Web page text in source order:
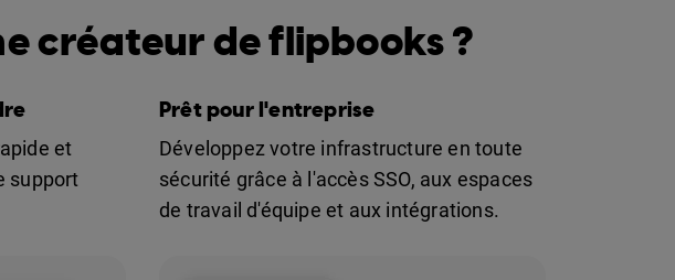
créateur de flipbooks ?
et
support
Prêt pour l'entreprise
Développez votre infrastructure en toute
sécurité grâce à l'accès SSO, aux espaces
de travail d'équipe et aux intégrations.